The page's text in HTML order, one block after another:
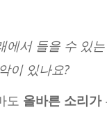
에서 들을 수 있
이 있나요?
도 올바른 소리가